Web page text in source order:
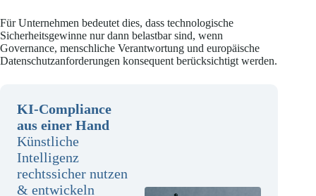
Für Unternehmen bedeutet dies, dass technologische
Sicherheitsgewinne nur dann belastbar sind, wenn
Governance, menschliche Verantwortung und europäische
Datenschutzanforderungen konsequent berücksichtigt werden.
KI-Compliance
aus einer Hand
Künstliche
Intelligenz
rechtssicher nutzen
& entwickeln